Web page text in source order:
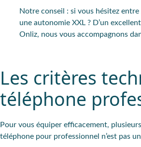
Notre conseil : si vous hésitez entre
une autonomie XXL ? D’un
Onliz, nous vous accompagnons
Les critères
téléphone
Pour vous équiper efficacement,
téléphone pour professionnel n’est pas